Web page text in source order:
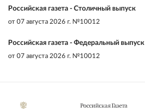
Российская газета - Столичный выпуск
от 07 августа 2026 г. №10012
Российская газета - Федеральный выпуск
от 07 августа 2026 г. №10012